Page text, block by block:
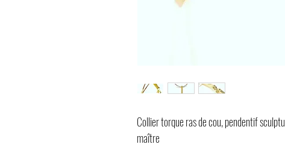
Collier torque ras de cou, pendentif
maître